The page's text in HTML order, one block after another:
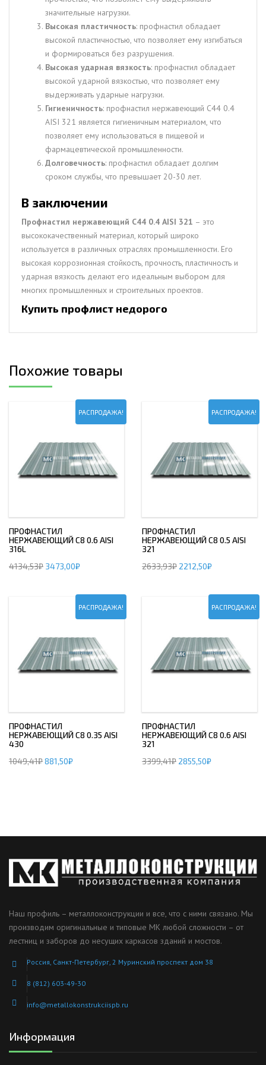
значительные нагрузки.
Высокая пластичность: профнастил обладает
высокой пластичностью, что позволяет ему изгибаться
и формироваться без разрушения.
Высокая ударная вязкость: профнастил обладает
высокой ударной вязкостью, что позволяет ему
выдерживать ударные нагрузки.
Гигиеничность: профнастил нержавеющий С44 0.4
AISI 321 является гигиеничным материалом, что
позволяет ему использоваться в пищевой и
фармацевтической промышленности.
Долговечность: профнастил обладает долгим
сроком службы, что превышает 20-30 лет.
В заключении
Профнастил нержавеющий С44 0.4 AISI 321 – это
высококачественный материал, который широко
используется в различных отраслях промышленности. Его
высокая коррозионная стойкость, прочность, пластичность и
ударная вязкость делают его идеальным выбором для
многих промышленных и строительных проектов.
Купить профлист недорого
Похожие товары
РАСПРОДАЖА!
ПРОФНАСТИЛ
НЕРЖАВЕЮЩИЙ С8 0.6 AISI
316L
4134,53₽ 3473,00₽
РАСПРОДАЖА!
ПРОФНАСТИЛ
НЕРЖАВЕЮЩИЙ С8 0.5 AISI
321
2633,93₽ 2212,50₽
РАСПРОДАЖА!
ПРОФНАСТИЛ
НЕРЖАВЕЮЩИЙ С8 0.35 AISI
430
1049,41₽881,50₽
РАСПРОДАЖА!
ПРОФНАСТИЛ
НЕРЖАВЕЮЩИЙ С8 0.6 AISI
321
3399,41₽ 2855,50₽
Наш профиль – металлоконструкции и все, что с ними связано. Мы
производим оригинальные и типовые МК любой сложности – от
лестниц и заборов до несущих каркасов зданий и мостов.
Россия, Санкт-Петербург, 2 Муринский проспект дом 38
8 (812) 603-49-30
info@metallokonstrukciispb.ru
Информация